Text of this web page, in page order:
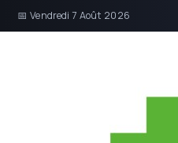
📅 Vendredi 7 Août 2026